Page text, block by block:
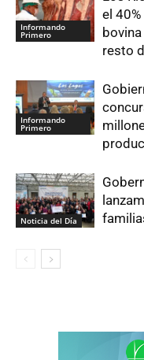
Informando
Primero
el
resto
Informando
Primero
Noticia del Día